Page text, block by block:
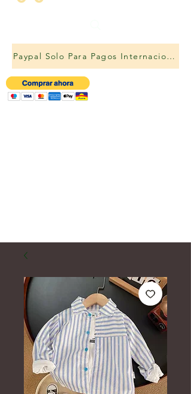
Paypal Solo Para Pagos Internacionales